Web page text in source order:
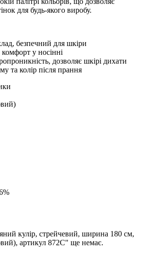
для будь-якого виробу.
безпечний для шкіри
комфорт у носінні
дозволяє шкірі дихати
та колір після прання
кулір, стрейчевий, ширина 180 см,
артикул 872С" ще немає.